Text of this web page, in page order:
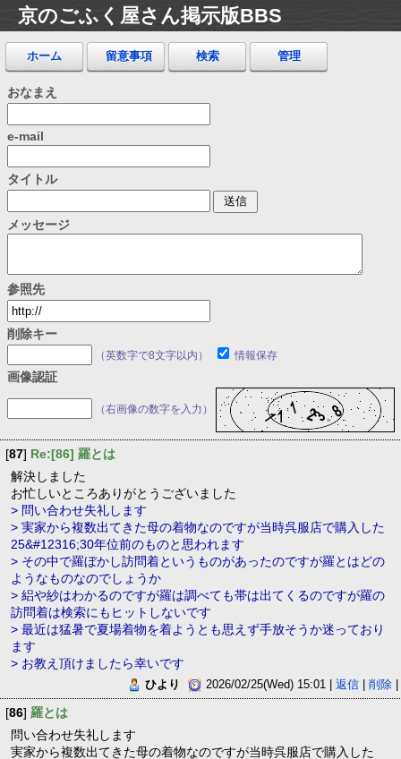
京のごふく屋さん掲示版BBS
ホーム 留意事項 検索 管理
おなまえ
e-mail
タイトル
メッセージ
参照先
削除キー
（英数字で8文字以内） 情報保存
画像認証
（右画像の数字を入力）
[87] Re:[86] 羅とは
解決しました
お忙しいところありがとうございました
> 問い合わせ失礼します
> 実家から複数出てきた母の着物なのですが当時呉服店で購入した
25&#12316;30年位前のものと思われます
> その中で羅ぼかし訪問着というものがあったのですが羅とはどの
ようなものなのでしょうか
> 絽や紗はわかるのですが羅は調べても帯は出てくるのですが羅の
訪問着は検索にもヒットしないです
> 最近は猛暑で夏場着物を着ようとも思えず手放そうか迷っており
ます
> お教え頂けましたら幸いです
ひより 2026/02/25(Wed) 15:01 |返信 |削除
[86] 羅とは
問い合わせ失礼します
実家から複数出てきた母の着物なのですが当時呉服店で購入した